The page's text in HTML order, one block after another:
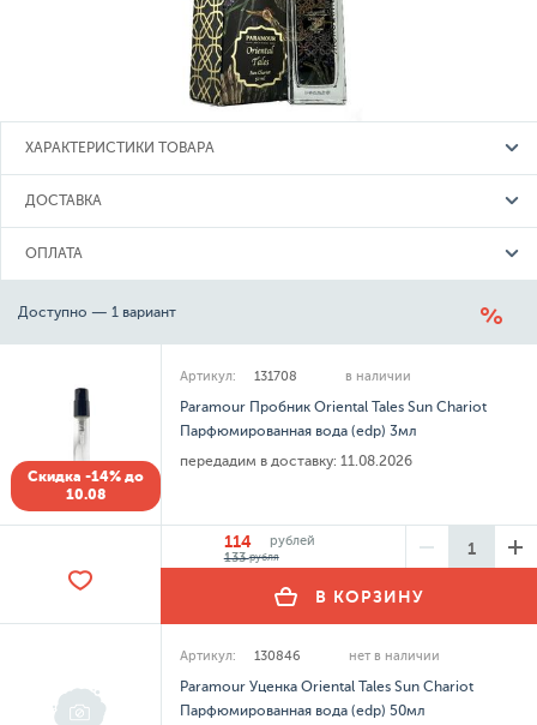
ХАРАКТЕРИСТИКИ ТОВАРА
ДОСТАВКА
ОПЛАТА
Доступно — 1 вариант
Скидка -14% до
10.08
Артикул: 131708 в наличии
Paramour Пробник Oriental Tales Sun Chariot
Парфюмированная вода (edp) 3мл
передадим в доставку: 11.08.2026
114
рублей
133рубля
В КОРЗИНУ
Артикул: 130846 нет в наличии
Paramour Уценка Oriental Tales Sun Chariot
Парфюмированная вода (edp) 50мл